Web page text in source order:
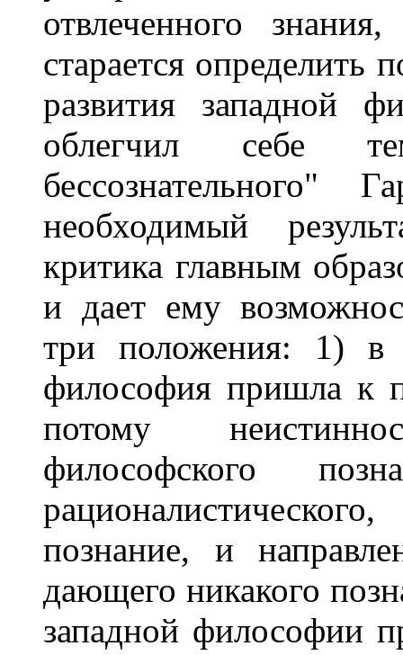
отвлеченного
старается определить
развития западной
облегчил себе
бессознательного"
необходимый
критика главным
и дает ему
три положения: 1) в
философия пришла к
потому
философского
познание, и
дающего никакого
западной философии